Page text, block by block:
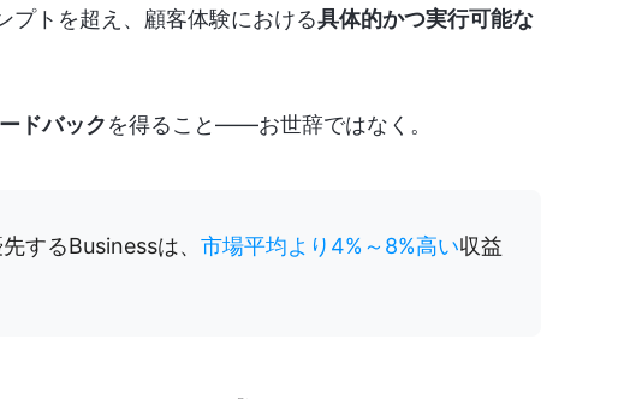
プトを超え、顧客体験における具体的かつ実行可能な
ドバックを得ること——お世辞ではなく。
するBusinessは、 市場平均より4%～8%高い収益